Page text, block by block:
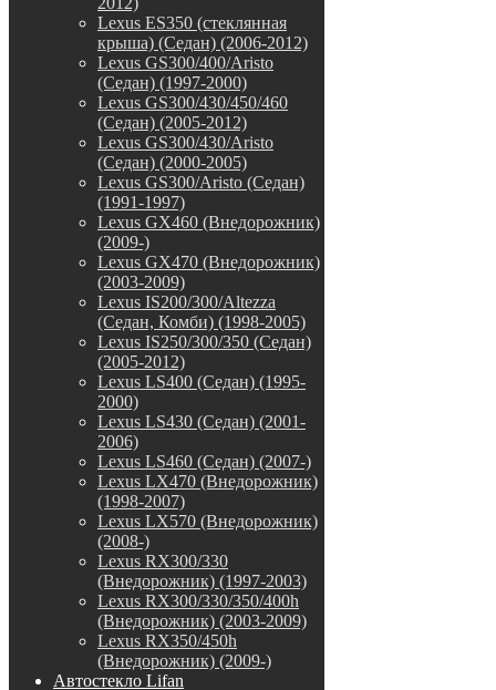
Lexus ES350 (стеклянная
крыша) (Седан) (2006-2012)
Lexus GS300/400/Aristo
(Седан) (1997-2000)
Lexus GS300/430/450/460
(Седан) (2005-2012)
Lexus GS300/430/Aristo
(Седан) (2000-2005)
Lexus GS300/Aristo (Седан)
(1991-1997)
Lexus GX460 (Внедорожник)
(2009-)
Lexus GX470 (Внедорожник)
(2003-2009)
Lexus IS200/300/Altezza
(Седан, Комби) (1998-2005)
Lexus IS250/300/350 (Седан)
(2005-2012)
Lexus LS400 (Седан) (1995-
2000)
Lexus LS430 (Седан) (2001-
2006)
Lexus LS460 (Седан) (2007-)
Lexus LX470 (Внедорожник)
(1998-2007)
Lexus LX570 (Внедорожник)
(2008-)
Lexus RX300/330
(Внедорожник) (1997-2003)
Lexus RX300/330/350/400h
(Внедорожник) (2003-2009)
Lexus RX350/450h
(Внедорожник) (2009-)
Автостекло Lifan